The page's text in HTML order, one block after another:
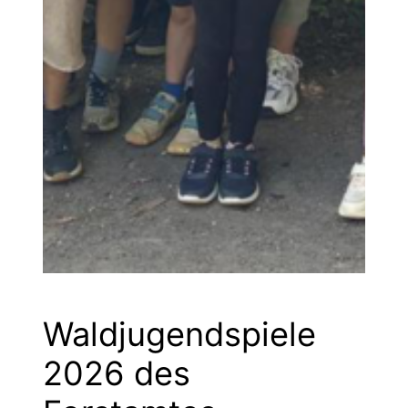
Waldjugendspiele
2026 des